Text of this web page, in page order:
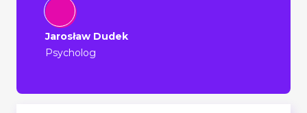
Jarosław Dudek
Psycholog